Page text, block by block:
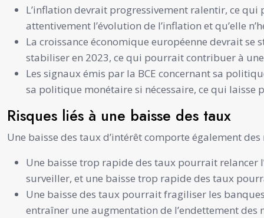
L’inflation devrait progressivement ralentir, ce
attentivement l’évolution de l’inflation et qu’elle
La croissance économique européenne devrait
stabiliser en 2023, ce qui pourrait contribuer à
Les signaux émis par la BCE concernant sa
sa politique monétaire si nécessaire, ce qui
Risques liés à une baisse des taux
Une baisse des taux d’intérêt comporte également des
Une baisse trop rapide des taux pourrait relancer
surveiller, et une baisse trop rapide des taux
Une baisse des taux pourrait fragiliser les
entraîner une augmentation de l’endettement